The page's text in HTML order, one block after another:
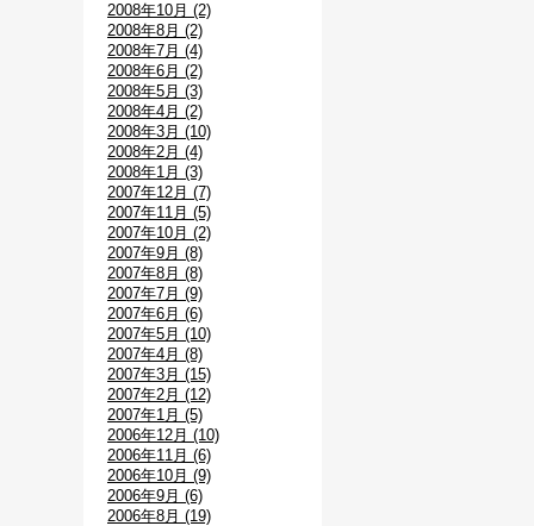
2008年10月 (2)
2008年8月 (2)
2008年7月 (4)
2008年6月 (2)
2008年5月 (3)
2008年4月 (2)
2008年3月 (10)
2008年2月 (4)
2008年1月 (3)
2007年12月 (7)
2007年11月 (5)
2007年10月 (2)
2007年9月 (8)
2007年8月 (8)
2007年7月 (9)
2007年6月 (6)
2007年5月 (10)
2007年4月 (8)
2007年3月 (15)
2007年2月 (12)
2007年1月 (5)
2006年12月 (10)
2006年11月 (6)
2006年10月 (9)
2006年9月 (6)
2006年8月 (19)